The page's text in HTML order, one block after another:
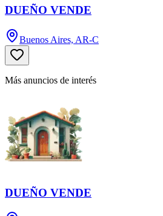
DUEÑO VENDE
Buenos Aires, AR-C
Más anuncios de interés
DUEÑO VENDE